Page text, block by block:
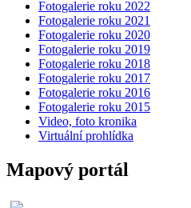
Fotogalerie roku 2022
Fotogalerie roku 2021
Fotogalerie roku 2020
Fotogalerie roku 2019
Fotogalerie roku 2018
Fotogalerie roku 2017
Fotogalerie roku 2016
Fotogalerie roku 2015
Video, foto kronika
Virtuální prohlídka
Mapový portál